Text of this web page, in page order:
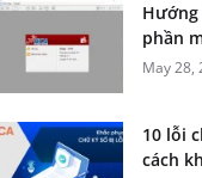
phần
May 28,
10 lỗi
cách